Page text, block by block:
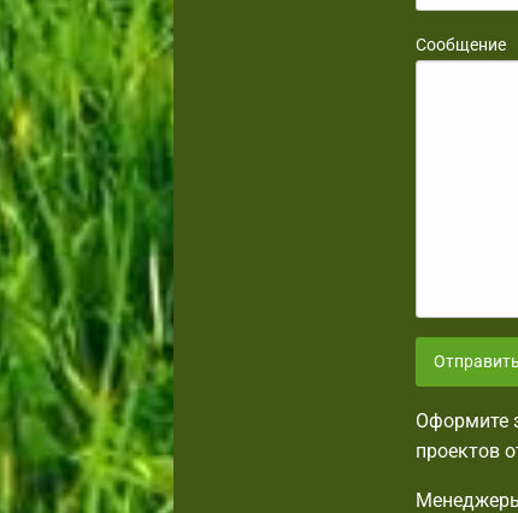
Сообщение
Отправить
Оформите
проектов